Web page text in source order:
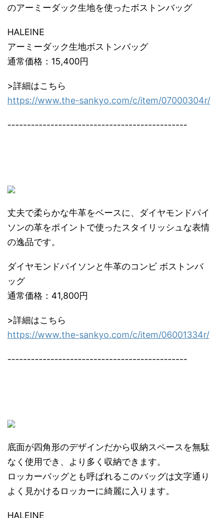
のアーミーダック生地を使ったボストンバッグ
HALEINE
アーミーダック生地ボストンバッグ
通常価格：15,400円
>詳細はこちら
https://www.the-sankyo.com/c/item/07000304r/
----------------------------------------------
丈夫で柔らかな牛革をベースに、ダイヤモンドパイ
ソンの革をポイントで使ったスタイリッシュな表情
の逸品です。
ダイヤモンドパイソンと牛革のコンビ ボストンバ
ッグ
通常価格：41,800円
>詳細はこちら
https://www.the-sankyo.com/c/item/06001334r/
----------------------------------------------
底面が四角形のデザインだから収納スペースを無駄
なく使用でき、より多く収納できます。
ロッカーバッグとも呼ばれるこのバッグは文字通り
よく見かけるロッカーに綺麗に入ります。
HALEINE